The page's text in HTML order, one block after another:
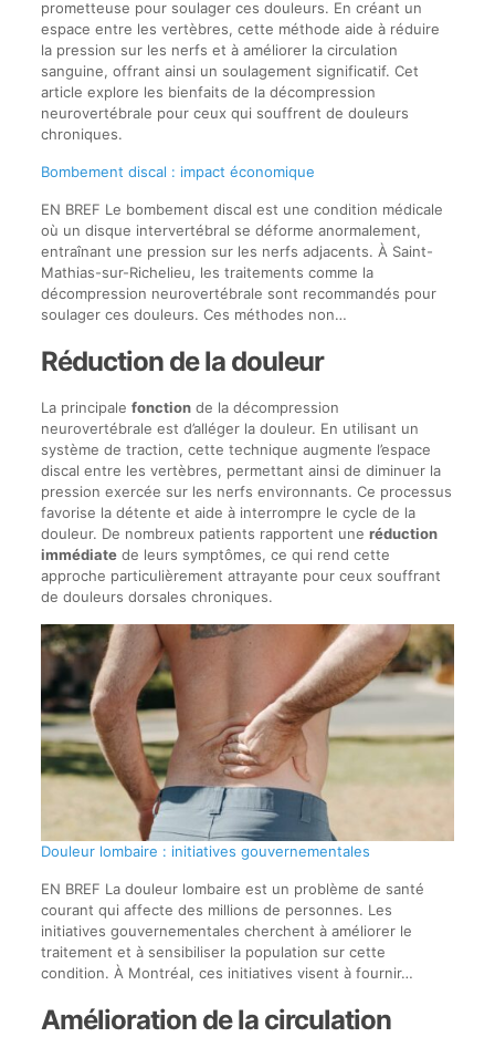
prometteuse pour soulager ces douleurs. En créant un
espace entre les vertèbres, cette méthode aide à réduire
la pression sur les nerfs et à améliorer la circulation
sanguine, offrant ainsi un soulagement significatif. Cet
article explore les bienfaits de la décompression
neurovertébrale pour ceux qui souffrent de douleurs
chroniques.
Bombement discal : impact économique
EN BREF Le bombement discal est une condition médicale
où un disque intervertébral se déforme anormalement,
entraînant une pression sur les nerfs adjacents. À Saint-
Mathias-sur-Richelieu, les traitements comme la
décompression neurovertébrale sont recommandés pour
soulager ces douleurs. Ces méthodes non…
Réduction de la douleur
La principale fonctionde la décompression
neurovertébrale est d’alléger la douleur. En utilisant un
système de traction, cette technique augmente l’espace
discal entre les vertèbres, permettant ainsi de diminuer la
pression exercée sur les nerfs environnants. Ce processus
favorise la détente et aide à interrompre le cycle de la
douleur. De nombreux patients rapportent une réduction
immédiatede leurs symptômes, ce qui rend cette
approche particulièrement attrayante pour ceux souffrant
de douleurs dorsales chroniques.
Douleur lombaire : initiatives gouvernementales
EN BREF La douleur lombaire est un problème de santé
courant qui affecte des millions de personnes. Les
initiatives gouvernementales cherchent à améliorer le
traitement et à sensibiliser la population sur cette
condition. À Montréal, ces initiatives visent à fournir…
Amélioration de la circulation